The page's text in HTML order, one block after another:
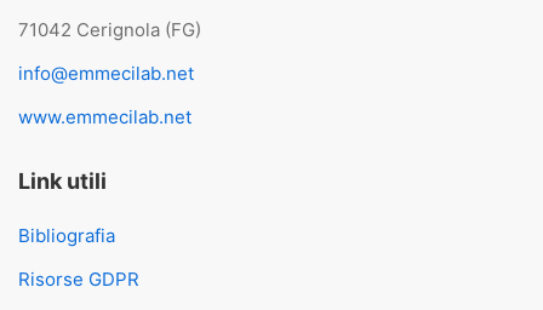
71042 Cerignola (FG)
info@emmecilab.net
www.emmecilab.net
Link utili
Bibliografia
Risorse GDPR